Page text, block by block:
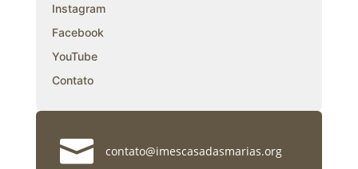
Instagram
Facebook
YouTube
Contato
 contato@imescasadasmarias.org